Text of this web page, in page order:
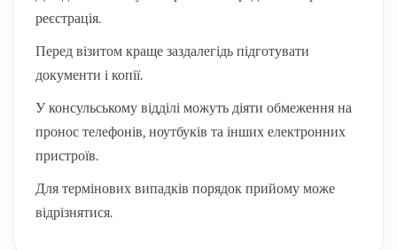
реєстрація.
Перед візитом краще заздалегідь підготувати
документи і копії.
У консульському відділі можуть діяти обмеження на
пронос телефонів, ноутбуків та інших електронних
пристроїв.
Для термінових випадків порядок прийому може
відрізнятися.